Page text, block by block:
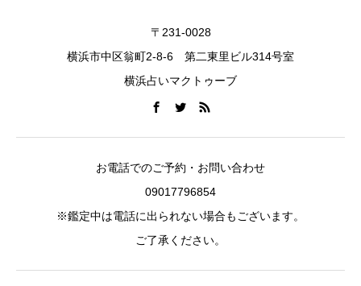
〒231-0028
横浜市中区翁町2-8-6 第二東里ビル314号室
横浜占いマクトゥーブ
お電話でのご予約・お問い合わせ
09017796854
※鑑定中は電話に出られない場合もございます。
ご了承ください。